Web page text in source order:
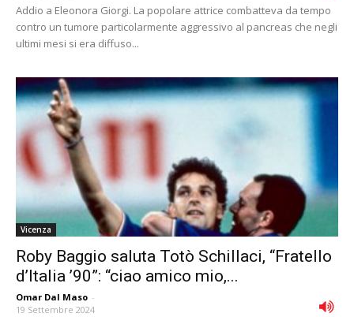
Addio a Eleonora Giorgi. La popolare attrice combatteva da tempo
contro un tumore particolarmente aggressivo al pancreas che negli
ultimi mesi si era diffuso...
Vicenza
Roby Baggio saluta Totò Schillaci, “Fratello
d’Italia ’90”: “ciao amico mio,...
Omar Dal Maso -
19 Settembre 2024